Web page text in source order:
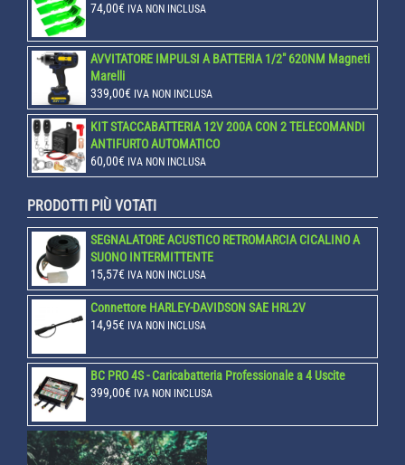
74,00€ IVA NON INCLUSA
AVVITATORE IMPULSI A BATTERIA 1/2" 620NM Magneti
Marelli
339,00€ IVA NON INCLUSA
KIT STACCABATTERIA 12V 200A CON 2 TELECOMANDI
ANTIFURTO AUTOMATICO
60,00€ IVA NON INCLUSA
PRODOTTI PIÙ VOTATI
SEGNALATORE ACUSTICO RETROMARCIA CICALINO A
SUONO INTERMITTENTE
15,57€ IVA NON INCLUSA
Connettore HARLEY-DAVIDSON SAE HRL2V
14,95€ IVA NON INCLUSA
BC PRO 4S - Caricabatteria Professionale a 4 Uscite
399,00€ IVA NON INCLUSA